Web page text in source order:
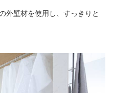
外壁材を使用し、すっきりと